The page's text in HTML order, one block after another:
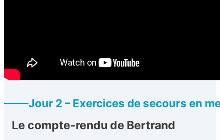
Jour 2 – Exercices de secours en
Le compte-rendu de Bertrand